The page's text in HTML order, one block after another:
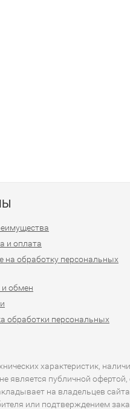
и оплата
на обработку персональных
и обмен
обработки персональных
характеристик,
является публичной
на владельцев
или подтверждением